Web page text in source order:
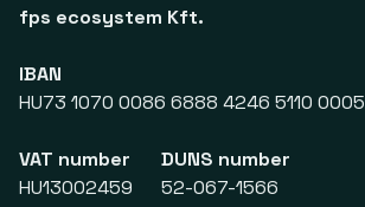
fps ecosystem Kft.
IBAN
HU73 1070 0086 6888 4246 5110 0005
VAT number
HU13002459
DUNS number
52-067-1566